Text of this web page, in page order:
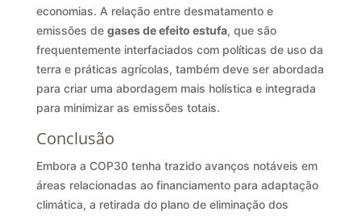
economias. A relação entre desmatamento e
emissões de gases de efeito estufa, que são
frequentemente interfaciados com políticas de uso da
terra e práticas agrícolas, também deve ser abordada
para criar uma abordagem mais holística e integrada
para minimizar as emissões totais.
Conclusão
Embora a COP30 tenha trazido avanços notáveis em
áreas relacionadas ao financiamento para adaptação
climática, a retirada do plano de eliminação dos